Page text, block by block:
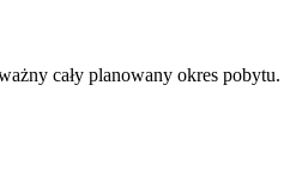
cały planowany okres